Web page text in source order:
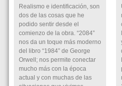
Realismo e identificación, son
dos de las cosas que he
podido sentir desde el
comienzo de la obra. “2084”
nos da un toque más moderno
del libro “1984” de George
Orwell; nos permite conectar
mucho más con la época
actual y con muchas de las